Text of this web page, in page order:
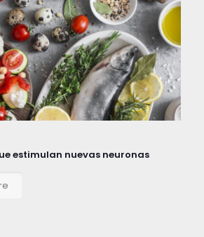
estimulan nuevas neuronas